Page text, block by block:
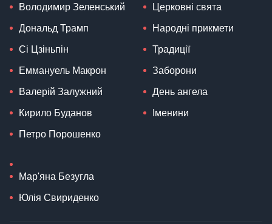
Володимир Зеленський
Дональд Трамп
Сі Цзіньпін
Еммануель Макрон
Валерій Залужний
Кирило Буданов
Петро Порошенко
Мар'яна Безугла
Юлія Свириденко
Церковні свята
Народні прикмети
Традиції
Заборони
День ангела
Іменини